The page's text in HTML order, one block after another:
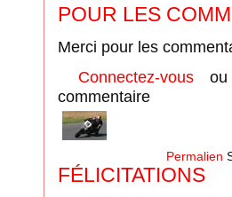
POUR LES
Merci pour les
Connectez-vous
commentaire
Permalien
FÉLICITATIONS